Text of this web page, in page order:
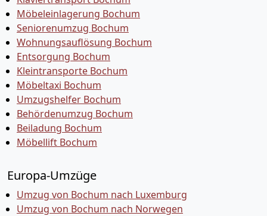
Möbeleinlagerung Bochum
Seniorenumzug Bochum
Wohnungsauflösung Bochum
Entsorgung Bochum
Kleintransporte Bochum
Möbeltaxi Bochum
Umzugshelfer Bochum
Behördenumzug Bochum
Beiladung Bochum
Möbellift Bochum
Europa-Umzüge
Umzug von Bochum nach Luxemburg
Umzug von Bochum nach Norwegen